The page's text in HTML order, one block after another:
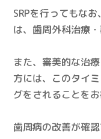
SRPを行ってもな
は、歯周外科治療
また、審美的な治
方には、このタイ
グをされることをお
歯周病の改善が確